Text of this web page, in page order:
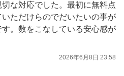
な対応でした。最初に無料点
ただけらのでだいたいの事が
。数をこなしている安心感が
2026年6月8日 23:58